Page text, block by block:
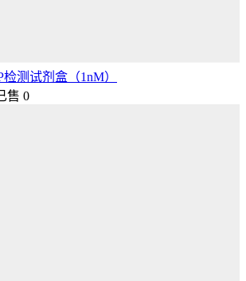
测试剂盒（1nM）
售 0